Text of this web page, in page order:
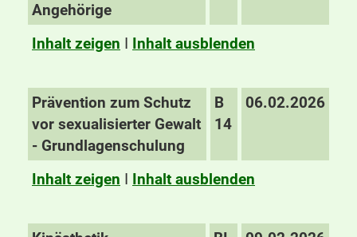
Angehörige
Inhalt zeigen I Inhalt ausblenden
Prävention zum Schutz
vor sexualisierter Gewalt
- Grundlagenschulung
B
14
06.02.2026
Inhalt zeigen I Inhalt ausblenden